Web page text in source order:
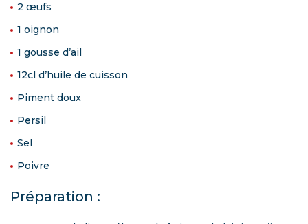
2 œufs
1 oignon
1 gousse d’ail
12cl d’huile de cuisson
Piment doux
Persil
Sel
Poivre
Préparation :